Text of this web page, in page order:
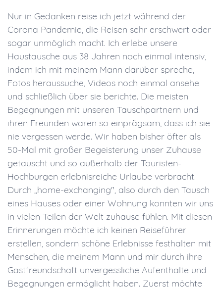
Nur in Gedanken reise ich jetzt während der
Corona Pandemie, die Reisen sehr erschwert oder
sogar unmöglich macht. Ich erlebe unsere
Haustausche aus 38 Jahren noch einmal intensiv,
indem ich mit meinem Mann darüber spreche,
Fotos heraussuche, Videos noch einmal ansehe
und schließlich über sie berichte. Die meisten
Begegnungen mit unseren Tauschpartnern und
ihren Freunden waren so einprägsam, dass ich sie
nie vergessen werde. Wir haben bisher öfter als
50-Mal mit großer Begeisterung unser Zuhause
getauscht und so außerhalb der Touristen-
Hochburgen erlebnisreiche Urlaube verbracht.
Durch ,,home-exchanging", also durch den Tausch
eines Hauses oder einer Wohnung konnten wir uns
in vielen Teilen der Welt zuhause fühlen. Mit diesen
Erinnerungen möchte ich keinen Reiseführer
erstellen, sondern schöne Erlebnisse festhalten mit
Menschen, die meinem Mann und mir durch ihre
Gastfreundschaft unvergessliche Aufenthalte und
Begegnungen ermöglicht haben. Zuerst möchte